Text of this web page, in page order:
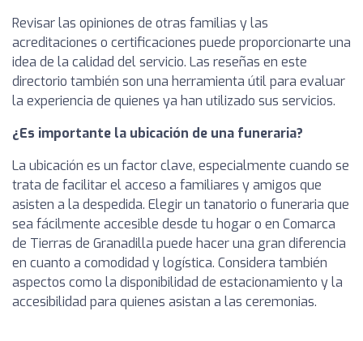
Revisar las opiniones de otras familias y las
acreditaciones o certificaciones puede proporcionarte una
idea de la calidad del servicio. Las reseñas en este
directorio también son una herramienta útil para evaluar
la experiencia de quienes ya han utilizado sus servicios.
¿Es importante la ubicación de una funeraria?
La ubicación es un factor clave, especialmente cuando se
trata de facilitar el acceso a familiares y amigos que
asisten a la despedida. Elegir un tanatorio o funeraria que
sea fácilmente accesible desde tu hogar o en Comarca
de Tierras de Granadilla puede hacer una gran diferencia
en cuanto a comodidad y logística. Considera también
aspectos como la disponibilidad de estacionamiento y la
accesibilidad para quienes asistan a las ceremonias.